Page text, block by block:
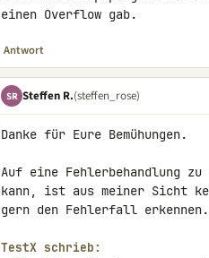
einen Overflow gab.
Antwort
SR Steffen R.(steffen_rose)
Danke für Eure Bemühungen.
Auf eine Fehlerbehandlung
kann, ist aus meiner Sicht
gern den Fehlerfall erkennen.
TestX schrieb: